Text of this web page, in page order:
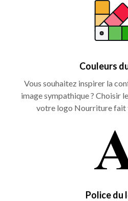
Couleurs
Vous souhaitez inspirer la
image sympathique ? Choisir
votre logo Nourriture fait
Police du